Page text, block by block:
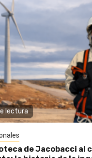
lectura
de Jacobacci al